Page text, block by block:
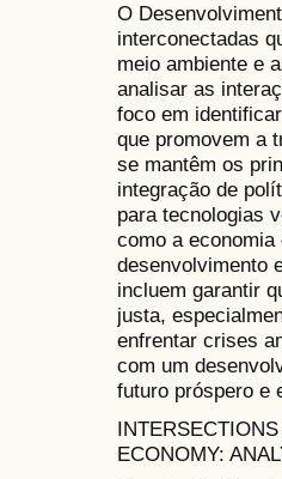
O
interconectadas
meio ambiente e
analisar as
foco em
que promovem a
se mantêm os
integração de
para tecnologias
como a
desenvolvimento
incluem garantir
justa,
enfrentar crises
com um
futuro próspero e
ECONOMY: